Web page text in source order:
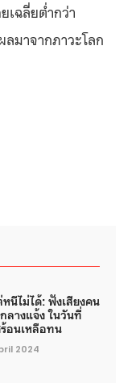
เฉลี่ยต่ำกว่า
มาจากภาวะโลก
นีไม่ได้: ฟังเสียงคน
ลางแจ้ง ในวันที่
อนเหลือทน
2024